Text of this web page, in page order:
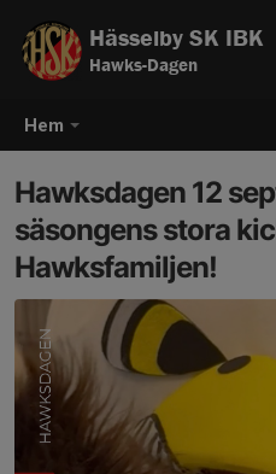
Hem
Hässelby SK IBK
Hawks-Dagen
Hawksdagen 12
säsongens stora
Hawksfamiljen!